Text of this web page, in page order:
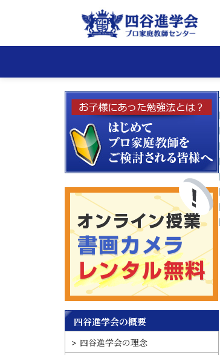
四谷進学会の概要
四谷進学会の理念